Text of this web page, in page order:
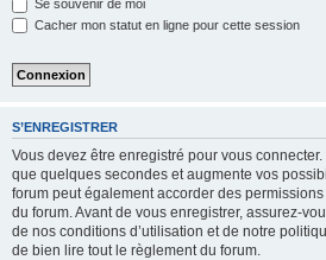
Se souvenir de moi
Cacher mon statut en ligne pour cette session
S’ENREGISTRER
Vous devez être enregistré pour vous
que quelques secondes et augmente vos
forum peut également accorder des
du forum. Avant de vous enregistrer, assurez-
de nos conditions d’utilisation et de notre
de bien lire tout le règlement du forum.